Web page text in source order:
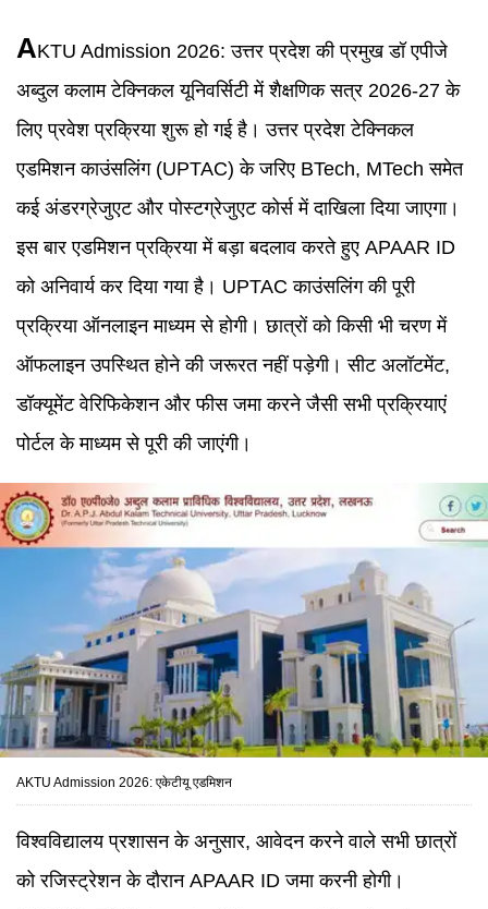
AKTU Admission 2026: उत्तर प्रदेश की प्रमुख डॉ एपीजे
अब्दुल कलाम टेक्निकल यूनिवर्सिटी में शैक्षणिक सत्र 2026-27 के
लिए प्रवेश प्रक्रिया शुरू हो गई है। उत्तर प्रदेश टेक्निकल
एडमिशन काउंसलिंग (UPTAC) के जरिए BTech, MTech समेत
कई अंडरग्रेजुएट और पोस्टग्रेजुएट कोर्स में दाखिला दिया जाएगा।
इस बार एडमिशन प्रक्रिया में बड़ा बदलाव करते हुए APAAR ID
को अनिवार्य कर दिया गया है। UPTAC काउंसलिंग की पूरी
प्रक्रिया ऑनलाइन माध्यम से होगी। छात्रों को किसी भी चरण में
ऑफलाइन उपस्थित होने की जरूरत नहीं पड़ेगी। सीट अलॉटमेंट,
डॉक्यूमेंट वेरिफिकेशन और फीस जमा करने जैसी सभी प्रक्रियाएं
पोर्टल के माध्यम से पूरी की जाएंगी।
AKTU Admission 2026: एकेटीयू एडमिशन
विश्वविद्यालय प्रशासन के अनुसार, आवेदन करने वाले सभी छात्रों
को रजिस्ट्रेशन के दौरान APAAR ID जमा करनी होगी।